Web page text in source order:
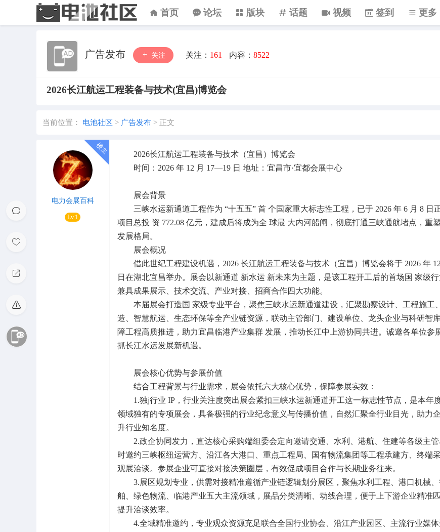
首页 论坛 版块 话题 视频 签到 更多
广告发布 关注 关注： 161 内容： 8522
2026长江航运工程装备与技术(宜昌)博览会
当前位置： 电池社区 > 广告发布 > 正文
电力会展百科
Lv.1
2026长江航运工程装备与技术（宜昌）博览会
时间：2026 年 12 月 17—19 日 地址：宜昌市·宜都会展中心
展会背景
三峡水运新通道工程作为 “十五五” 首 个国家重大标志性工程，已于 2026 年 6 月 8 日
项目总投 资 772.08 亿元，建成后将成为全 球最 大内河船闸，彻底打通三峡通航堵点，重
发展格局。
展会概况
借此世纪工程建设机遇，2026 长江航运工程装备与技术（宜昌）博览会将于 2026 年
日在湖北宜昌举办。展会以新通道 新水运 新未来为主题，是该工程开工后的首场国 家级行
兼具成果展示、技术交流、产业对接、招商合作四大功能。
本届展会打造国 家级专业平台，聚焦三峡水运新通道建设，汇聚勘察设计、工程施工
造、智慧航运、生态环保等全产业链资源，联动主管部门、建设单位、龙头企业与科研智
障工程高质推进，助力宜昌临港产业集群 发展，推动长江中上游协同共进。诚邀各单位参
抓长江水运发展新机遇。
展会核心优势与参展价值
结合工程背景与行业需求，展会依托六大核心优势，保障参展实效：
1.独j行业 IP，行业关注度突出展会紧扣三峡水运新通道开工这一标志性节点，是本年
领域独有的专项展会，具备极强的行业纪念意义与传播价值，自然汇聚全行业目光，助力
升行业知名度。
2.政企协同发力，直达核心采购端组委会定向邀请交通、水利、港航、住建等各级主管
时邀约三峡枢纽运营方、沿江各大港口、重点工程局、国有物流集团等工程承建方、终端
观展洽谈。参展企业可直接对接决策圈层，有效促成项目合作与长期业务往来。
3.展区规划专业，供需对接精准遵循产业链逻辑划分展区，聚焦水利工程、港口机械
舶、绿色物流、临港产业五大主流领域，展品分类清晰、动线合理，便于上下游企业精准匹
提升洽谈效率。
4.全域精准邀约，专业观众资源充足联合全国行业协会、沿江产业园区、主流行业媒